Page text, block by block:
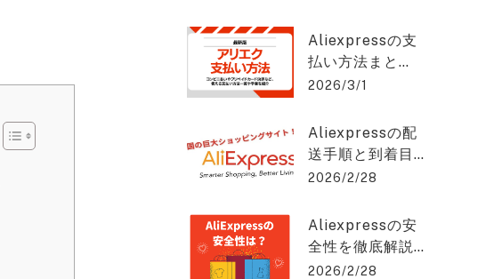
ング広告運用・WEB
SEO対策・SEOコン
Chat GPT稼ぎの達人
Aliexpressの支
払い方法まと
め：安全に使う
は？アリエクス
プレスを2%OFF
で購入できる方
2026/3/1
Aliexpressの配
送手順と到着目
安をわかりやす
クスプレスを2%
OFFで購入でき
2026/2/28
Aliexpressの安
全性を徹底解説
｜信頼できる購
2026/2/28